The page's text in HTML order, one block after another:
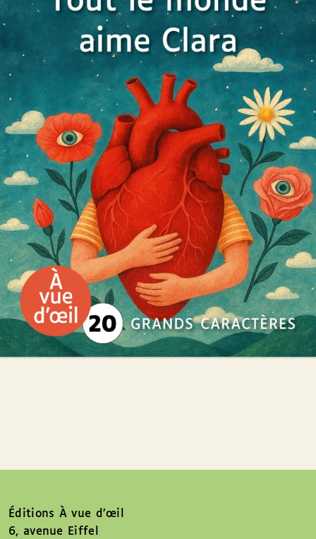
Tout le monde aime Clara
David Foenkinos
27 €
Éditions À vue d’œil
6, avenue Eiffel